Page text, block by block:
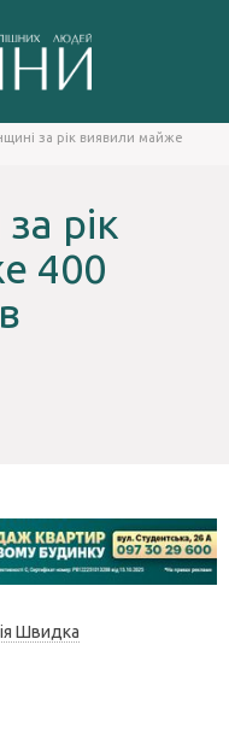
за рік виявили майже
рік
400
Швидка